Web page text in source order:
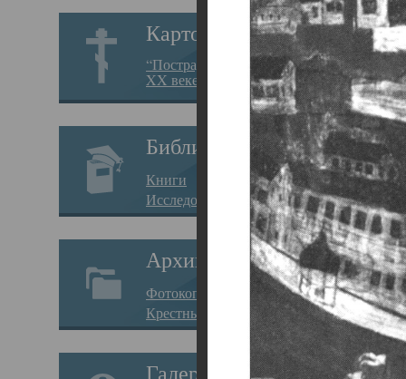
Картотека
“Пострадавшие за веру в
XX веке на Севере”
Библиотека
Книги
Исследования
Архив
Фотокопии дел
Крестные ходы
Галерея